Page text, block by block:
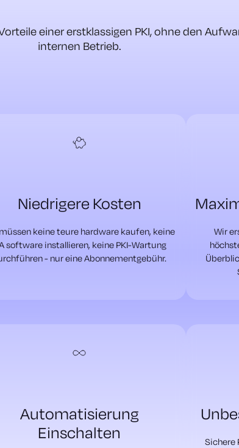
einer erstklassigen PKI, ohne den
internen Betrieb.
Niedrigere Kosten
keine teure hardware kaufen, keine
software installieren, keine PKI-Wartung
- nur eine Abonnementgebühr.
Wir
Automatisierung
Einschalten
Sichere